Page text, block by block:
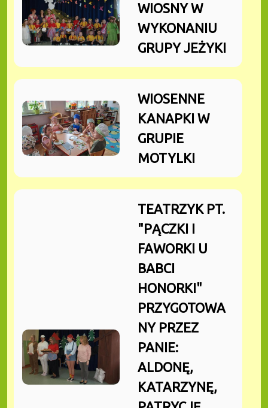
WIOSNY W
WYKONANIU
GRUPY JEŻYKI
WIOSENNE
KANAPKI W
GRUPIE
MOTYLKI
TEATRZYK PT.
"PĄCZKI I
FAWORKI U
BABCI
HONORKI"
PRZYGOTOWA
NY PRZEZ
PANIE:
ALDONĘ,
KATARZYNĘ,